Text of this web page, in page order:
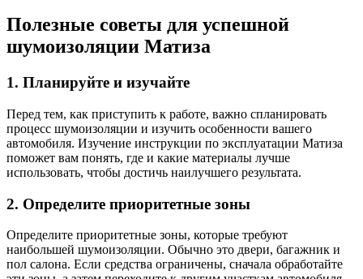
Полезные советы для успешной
шумоизоляции Матиза
1. Планируйте и изучайте
Перед тем, как приступить к работе, важно спланировать
процесс шумоизоляции и изучить особенности вашего
автомобиля. Изучение инструкции по эксплуатации Матиза
поможет вам понять, где и какие материалы лучше
использовать, чтобы достичь наилучшего результата.
2. Определите приоритетные зоны
Определите приоритетные зоны, которые требуют
наибольшей шумоизоляции. Обычно это двери, багажник и
пол салона. Если средства ограничены, сначала обработайте